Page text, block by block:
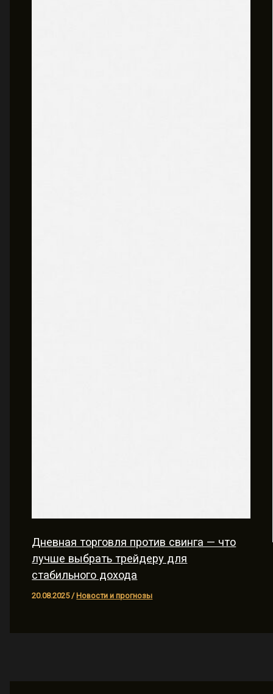
Дневная торговля против свинга — что
лучше выбрать трейдеру для
стабильного дохода
20.08.2025/ Новости и прогнозы